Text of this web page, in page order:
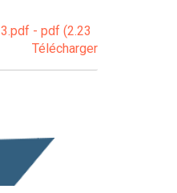
- pdf (2.23
Télécharger